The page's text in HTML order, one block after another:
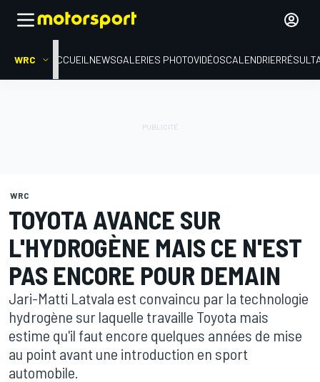
WRC ACCUEIL NEWSGALERIES PHOTOVIDÉOSCALENDRIER
WRC
TOYOTA AVANCE SUR
L'HYDROGÈNE MAIS CE N'EST
PAS ENCORE POUR DEMAIN
Jari-Matti Latvala est convaincu par la technologie
hydrogène sur laquelle travaille Toyota mais
estime qu'il faut encore quelques années de mise
au point avant une introduction en sport
automobile.